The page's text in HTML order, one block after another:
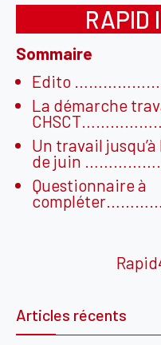
RAPID
Sommaire
Edito
La démarche
Un travail
de juin
Questionnaire à
Articles récents